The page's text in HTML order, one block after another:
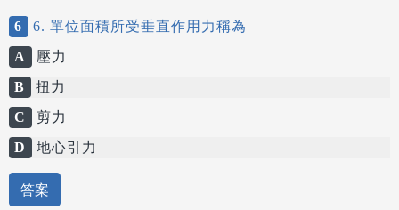
6
6. 單位面積所受垂直作用力稱為
A
壓力
B
扭力
C
剪力
D
地心引力
答案